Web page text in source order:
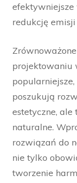
redukcję
projektowaniu
poszukują
estetyczne, ale
naturalne.
rozwiązań do
nie tylko
tworzenie